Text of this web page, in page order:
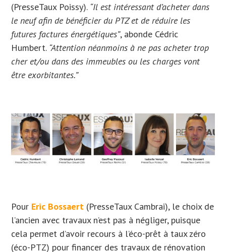
(PresseTaux Poissy). “Il est intéressant d’acheter dans
le neuf afin de bénéficier du PTZ et de réduire les
futures factures énergétiques”, abonde Cédric
Humbert. “Attention néanmoins à ne pas acheter trop
cher et/ou dans des immeubles ou les charges vont
être exorbitantes.”
Pour Eric Bossaert (PresseTaux Cambrai), le choix de
l’ancien avec travaux n’est pas à négliger, puisque
cela permet d’avoir recours à l’éco-prêt à taux zéro
(éco-PTZ) pour financer des travaux de rénovation